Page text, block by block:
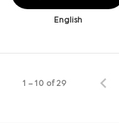
English
1 – 10 of 29